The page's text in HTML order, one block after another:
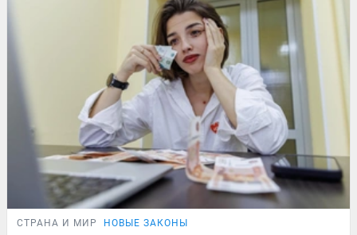
СТРАНА И МИР НОВЫЕ ЗАКОНЫ